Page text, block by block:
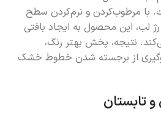
با مرطوب‌کردن و نرم‌کردن سطح
لب، این محصول به ایجاد بافتی
نتیجه، پخش بهتر رنگ،
از برجسته شدن خطوط خشک
تابستان